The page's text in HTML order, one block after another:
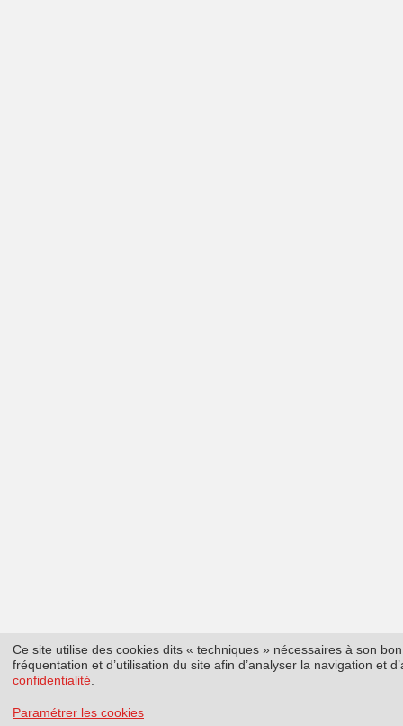
Ce site utilise des cookies dits « techniques » nécessaires à son
fréquentation et d’utilisation du site afin d’analyser la navigation et
confidentialité
Paramétrer les cookies